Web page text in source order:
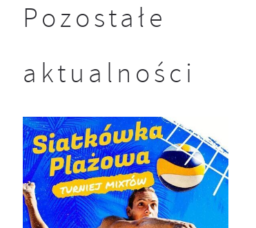
Pozostałe
aktualności